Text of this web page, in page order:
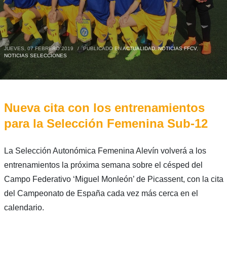
JUEVES, 07 FEBRERO 2019 / PUBLICADO ENACTUALIDAD,NOTICIAS FFCV,
NOTICIAS SELECCIONES
Nueva cita con los entrenamientos
para la Selección Femenina Sub-12
La Selección Autonómica Femenina Alevín volverá a los
entrenamientos la próxima semana sobre el césped del
Campo Federativo ‘Miguel Monleón’ de Picassent, con la cita
del Campeonato de España cada vez más cerca en el
calendario.